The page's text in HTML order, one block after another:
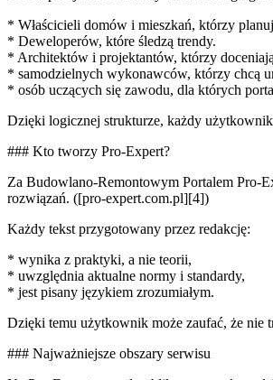
* Właścicieli domów i mieszkań, którzy
* Deweloperów, które śledzą trendy.
* Architektów i projektantów, którzy
* samodzielnych wykonawców, którzy chcą
* osób uczących się zawodu, dla których
Dzięki logicznej strukturze, każdy
### Kto tworzy Pro-Expert?
Za Budowlano-Remontowym Portalem Pro-
rozwiązań. ([pro-expert.com.pl][4])
Każdy tekst przygotowany przez redakcję:
* wynika z praktyki, a nie teorii,
* uwzględnia aktualne normy i standardy,
* jest pisany językiem zrozumiałym.
Dzięki temu użytkownik może zaufać, że nie
### Najważniejsze obszary serwisu